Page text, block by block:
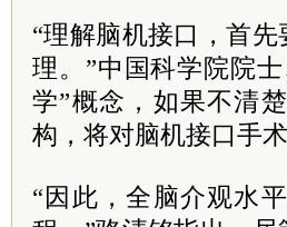
“理解脑机接口，首
理。”中国科学院院
学”概念，如果不清
构，将对脑机接口手
“因此，全脑介观水